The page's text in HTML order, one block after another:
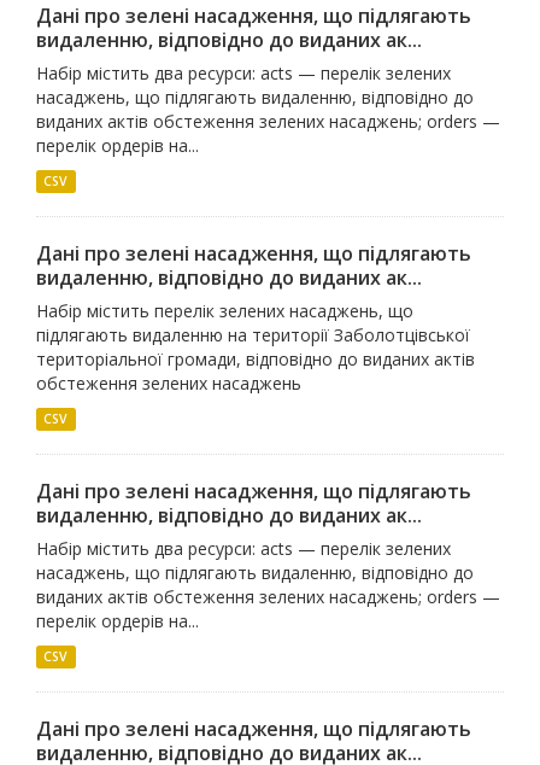
Дані про зелені насадження, що підлягають
видаленню, відповідно до виданих ак...
Набір містить два ресурси: acts — перелік зелених
насаджень, що підлягають видаленню, відповідно до
виданих актів обстеження зелених насаджень; orders —
перелік ордерів на...
CSV
Дані про зелені насадження, що підлягають
видаленню, відповідно до виданих ак...
Набір містить перелік зелених насаджень, що
підлягають видаленню на території Заболотцівської
територіальної громади, відповідно до виданих актів
обстеження зелених насаджень
CSV
Дані про зелені насадження, що підлягають
видаленню, відповідно до виданих ак...
Набір містить два ресурси: acts — перелік зелених
насаджень, що підлягають видаленню, відповідно до
виданих актів обстеження зелених насаджень; orders —
перелік ордерів на...
CSV
Дані про зелені насадження, що підлягають
видаленню, відповідно до виданих ак...